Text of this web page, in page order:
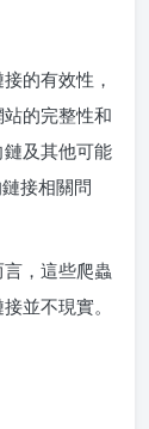
的有效性，
的完整性和
及其他可能
接相關問
，這些爬蟲
並不現實。